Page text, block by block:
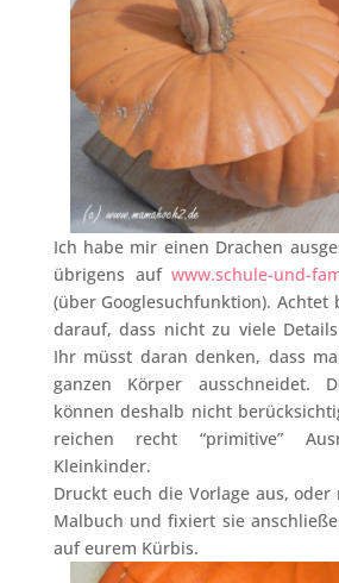
Ich habe mir einen Drachen
übrigens aufwww.schule-und-
(über Googlesuchfunktion). Achtet
darauf, dass nicht zu viele
Ihr müsst daran denken, dass
ganzen Körper ausschneidet.
können deshalb nicht
reichen recht “primitive”
Kleinkinder.
Druckt euch die Vorlage aus,
Malbuch und fixiert sie
auf eurem Kürbis.